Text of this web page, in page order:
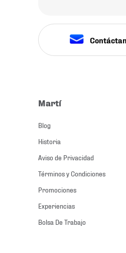
Martí
Blog
Historia
Aviso de Privacidad
Términos y Condiciones
Promociones
Experiencias
Bolsa De Trabajo